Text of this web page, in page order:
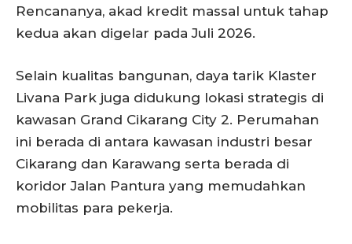
Rencananya, akad kredit massal untuk tahap
kedua akan digelar pada Juli 2026.
Selain kualitas bangunan, daya tarik Klaster
Livana Park juga didukung lokasi strategis di
kawasan Grand Cikarang City 2. Perumahan
ini berada di antara kawasan industri besar
Cikarang dan Karawang serta berada di
koridor Jalan Pantura yang memudahkan
mobilitas para pekerja.